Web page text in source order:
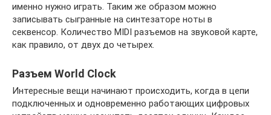
именно нужно играть. Таким же образом можно
записывать сыгранные на синтезаторе ноты в
секвенсор. Количество MIDI разъемов на звуковой карте,
как правило, от двух до четырех.
Разъем World Clock
Интересные вещи начинают происходить, когда в цепи
подключенных и одновременно работающих цифровых